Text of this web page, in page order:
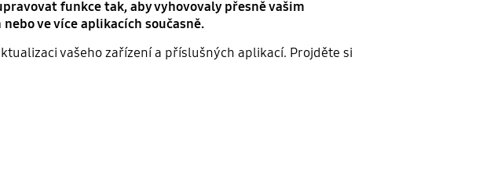
funkce tak, aby vyhovovaly přesně vašim
ve více aplikacích současně.
vašeho zařízení a příslušných aplikací. Projděte si